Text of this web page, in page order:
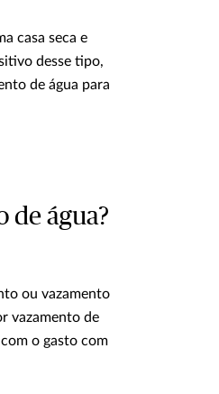
casa seca e
desse tipo,
de água para
de água?
ou vazamento
vazamento de
o gasto com